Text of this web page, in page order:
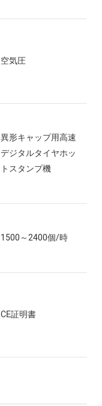
空気圧
異形キャップ用高速
デジタルタイヤホッ
トスタンプ機
1500～2400個/時
CE証明書